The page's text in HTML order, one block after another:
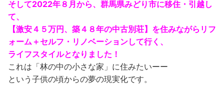
そして2022年８月から、群馬県みどり市に移住・引越し
て、
【激安４５万円、築４８年の中古別荘】を住みながらリフ
ォーム＋セルフ・リノベーションして行く、
ライフスタイルとなりました！
これは「林の中の小さな家」に住みたいーー
という子供の頃からの夢の現実化です。